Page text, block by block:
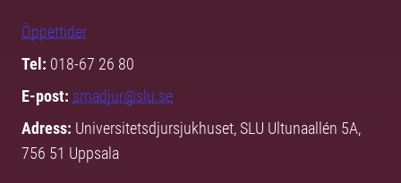
Öppettider
Tel: 018-67 26 80
E-post: smadjur@slu.se
Adress: Universitetsdjursjukhuset, SLU Ultunaallén 5A,
756 51 Uppsala